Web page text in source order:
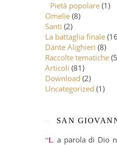
Pietà popolare (1)
Omelie (8)
Santi (2)
La battaglia finale
Dante Alighieri (8)
Raccolte tematiche
Articoli (81)
Download (2)
Uncategorized (1)
SAN
“La parola di Dio non si indirizza ad